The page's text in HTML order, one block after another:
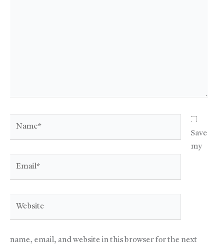
Save
my
name, email, and website in this browser for the next